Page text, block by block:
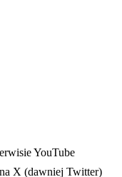
YouTube
X (dawniej Twitter)